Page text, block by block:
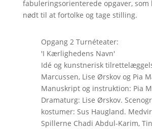
fabuleringsorienterede opgaver,
nødt til at fortolke og tage stilling.
Opgang 2 Turnéteater:
'I Kærlighedens Navn'
Idé og kunstnerisk
Marcussen, Lise Ørskov og Pia
Manuskript og instruktion: Pia
Dramaturg: Lise Ørskov.
kostumer: Sus Haugland.
Spillerne Chadi Abdul-Karim,